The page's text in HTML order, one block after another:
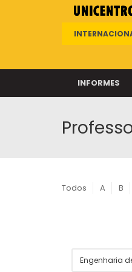
INFORMES
Todos A B
Engenharia